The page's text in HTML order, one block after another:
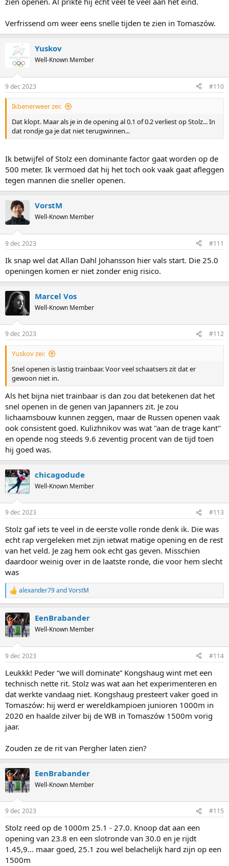
Verfrissend om weer eens snelle tijden te zien in Tomaszów.
Yuskov
Well-Known Member
9 dec 2023 #110
Ikbenerweer zei:
Dat klopt. Maar als je in de opening al 0.1 of 0.2 verliest op Stolz... In
dat rondje ga je dat niet terugwinnen...
Ik betwijfel of Stolz een dominante factor gaat worden op de
500 meter. Ik vermoed dat hij het toch ook vaak gaat afleggen
tegen mannen die sneller openen.
VorstM
Well-Known Member
9 dec 2023 #111
Ik snap wel dat Allan Dahl Johansson hier vals start. Die 25.0
openingen komen er niet zonder enig risico.
Marcel Vos
Well-Known Member
9 dec 2023 #112
Yuskov zei:
Snel openen is lastig trainbaar. Voor veel schaatsers zit dat er
gewoon niet in.
Als het bijna niet trainbaar is dan zou dat betekenen dat het
snel openen in de genen van Japanners zit. Je zou
lichaamsbouw kunnen zeggen, maar de Russen openen vaak
ook consistent goed. Kulizhnikov was wat "aan de trage kant"
en opende nog steeds 9.6 zeventig procent van de tijd toen
hij goed was.
chicagodude
Well-Known Member
9 dec 2023 #113
Stolz gaf iets te veel in de eerste volle ronde denk ik. Die was
echt rap vergeleken met zijn ietwat matige opening en de rest
van het veld. Je zag hem ook echt gas geven. Misschien
daardoor weinig over in de laatste ronde, die voor hem slecht
was
R
e
c
t
i
s
alexander79andVorstM
EenBrabander
Well-Known Member
9 dec 2023 #114
Leukkk! Peder “we will dominate” Kongshaug wint met een
technisch nette rit. Stolz was wat aan het experimenteren en
dat werkte vandaag niet. Kongshaug presteert vaker goed in
Tomaszów: hij werd er wereldkampioen junioren 1000m in
2020 en haalde zilver bij de WB in Tomaszów 1500m vorig
jaar.
Zouden ze de rit van Pergher laten zien?
EenBrabander
Well-Known Member
9 dec 2023 #115
Stolz reed op de 1000m 25.1 - 27.0. Knoop dat aan een
opening van 23.8 en een slotronde van 30.0 en je rijdt
1.45,9… maar goed, 25.1 zou wel belachelijk hard zijn op een
1500m